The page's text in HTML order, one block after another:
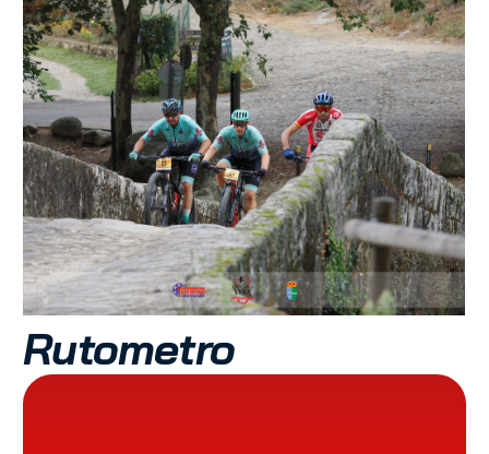
Rutometro